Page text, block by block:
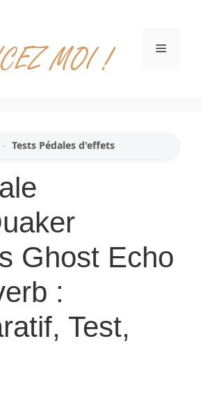
Menu
- Tests Pédales d'effets
Ghost Echo
:
Test,